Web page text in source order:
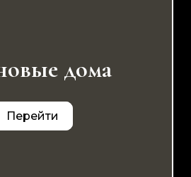
дома
Перейти